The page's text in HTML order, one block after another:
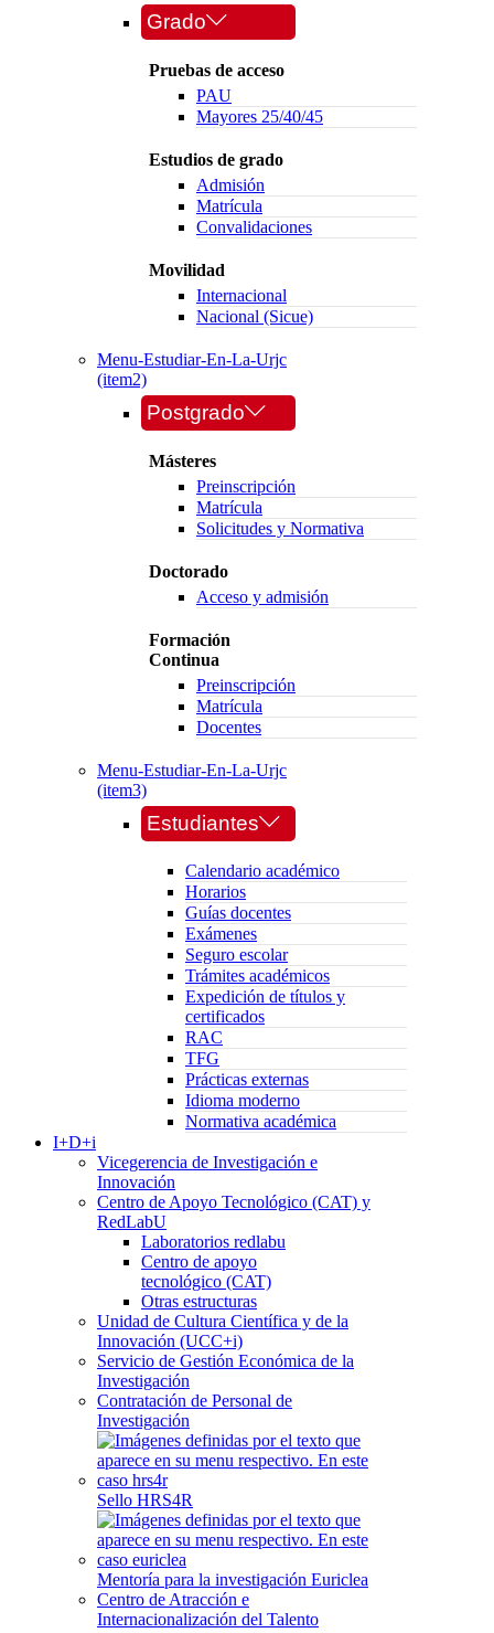
Grado
Pruebas de acceso
PAU
Mayores 25/40/45
Estudios de grado
Admisión
Matrícula
Convalidaciones
Movilidad
Internacional
Nacional (Sicue)
Menu-Estudiar-En-La-Urjc
(item2)
Postgrado
Másteres
Preinscripción
Matrícula
Solicitudes y Normativa
Doctorado
Acceso y admisión
Formación
Continua
Preinscripción
Matrícula
Docentes
Menu-Estudiar-En-La-Urjc
(item3)
Estudiantes
Calendario académico
Horarios
Guías docentes
Exámenes
Seguro escolar
Trámites académicos
Expedición de títulos y
certificados
RAC
TFG
Prácticas externas
Idioma moderno
Normativa académica
I+D+i
Vicegerencia de Investigación e
Innovación
Centro de Apoyo Tecnológico (CAT) y
RedLabU
Laboratorios redlabu
Centro de apoyo
tecnológico (CAT)
Otras estructuras
Unidad de Cultura Científica y de la
Innovación (UCC+i)
Servicio de Gestión Económica de la
Investigación
Contratación de Personal de
Investigación
Sello HRS4R
Mentoría para la investigación Euriclea
Centro de Atracción e
Internacionalización del Talento